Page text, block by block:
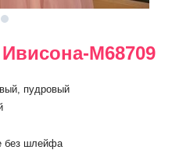
Ивисона-M68709
пудровый
без шлейфа